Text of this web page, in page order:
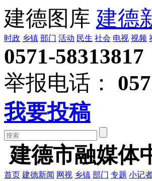
建德图库 建德
时政 乡镇 部门 活动 民生 社会 电视 视频
0571-58313817
举报电话：
我要投稿
建德市融媒体
首页 建德新闻 网视 乡镇 部门 专题 小记